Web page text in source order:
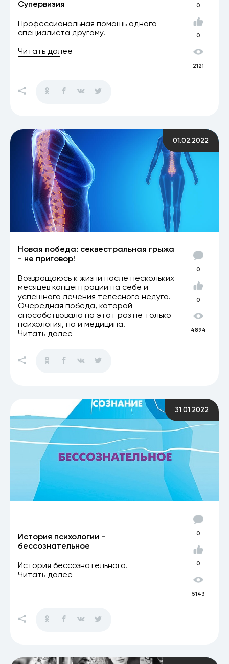
Супервизия
Профессиональная помощь одного
специалиста другому.
Читать далее
0
0
2121
01.02.2022
Новая победа: секвестральная грыжа
- не приговор!
Возвращаюсь к жизни после нескольких
месяцев концентрации на себе и
успешного лечения телесного недуга.
Очередная победа, которой
способствовала на этот раз не только
психология, но и медицина.
Читать далее
0
0
4894
31.01.2022
История психологии -
бессознательное
История бессознательного.
Читать далее
0
0
5143